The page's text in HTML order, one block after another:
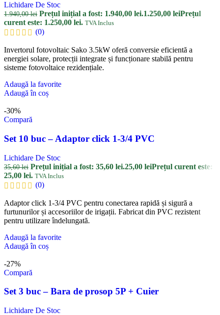
Lichidare De Stoc
1.940,00lei Prețul inițial a fost: 1.940,00 lei.1.250,00 leiPrețul
curent este: 1.250,00 lei. TVA Inclus
(0)
Invertorul fotovoltaic Sako 3.5kW oferă conversie eficientă a
energiei solare, protecții integrate și funcționare stabilă pentru
sisteme fotovoltaice rezidențiale.
Adaugă la favorite
Adaugă în coș
-30%
Compară
Set 10 buc – Adaptor click 1-3/4 PVC
Lichidare De Stoc
35,60lei Prețul inițial a fost: 35,60 lei.25,00 leiPrețul curent este:
25,00 lei. TVA Inclus
(0)
Adaptor click 1-3/4 PVC pentru conectarea rapidă și sigură a
furtunurilor și accesoriilor de irigații. Fabricat din PVC rezistent
pentru utilizare îndelungată.
Adaugă la favorite
Adaugă în coș
-27%
Compară
Set 3 buc – Bara de prosop 5P + Cuier
Lichidare De Stoc